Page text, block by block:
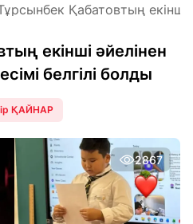
Қабатовтың екінші
екінші әйелінен
белгілі болды
ҚАЙНАР
2867